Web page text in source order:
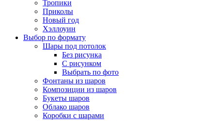
Тропики
Приколы
Новый год
Хэллоуин
Выбор по формату
Шары под потолок
Без рисунка
С рисунком
Выбрать по фото
Фонтаны из шаров
Композиции из шаров
Букеты шаров
Облако шаров
Коробки с шарами